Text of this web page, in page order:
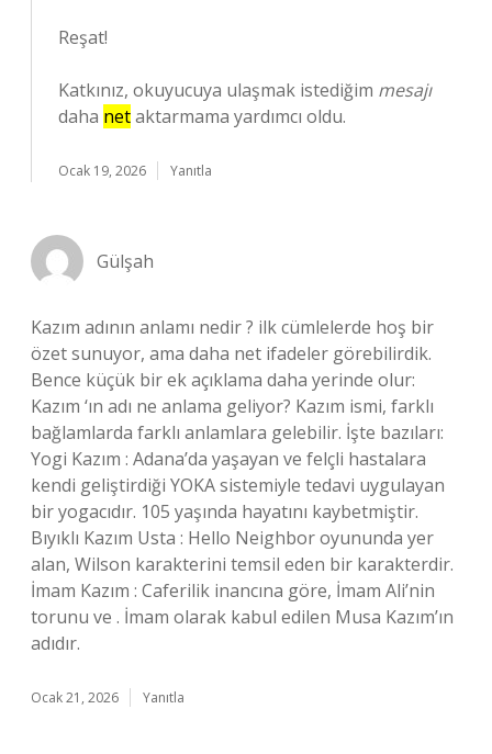
Reşat!
Katkınız, okuyucuya ulaşmak istediğim mesajı
daha netaktarmama yardımcı oldu.
Ocak 19, 2026 Yanıtla
Gülşah
Kazım adının anlamı nedir ? ilk cümlelerde hoş bir
özet sunuyor, ama daha net ifadeler görebilirdik.
Bence küçük bir ek açıklama daha yerinde olur:
Kazım ‘ın adı ne anlama geliyor? Kazım ismi, farklı
bağlamlarda farklı anlamlara gelebilir. İşte bazıları:
Yogi Kazım : Adana’da yaşayan ve felçli hastalara
kendi geliştirdiği YOKA sistemiyle tedavi uygulayan
bir yogacıdır. 105 yaşında hayatını kaybetmiştir.
Bıyıklı Kazım Usta : Hello Neighbor oyununda yer
alan, Wilson karakterini temsil eden bir karakterdir.
İmam Kazım : Caferilik inancına göre, İmam Ali’nin
torunu ve . İmam olarak kabul edilen Musa Kazım’ın
adıdır.
Ocak 21, 2026 Yanıtla